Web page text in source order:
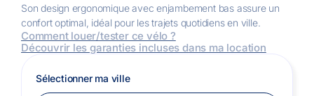
Son design ergonomique avec enjambement bas assure un
confort optimal, idéal pour les trajets quotidiens en ville.
Comment louer/tester ce vélo ?
Découvrir les garanties incluses dans ma location
Sélectionner ma ville